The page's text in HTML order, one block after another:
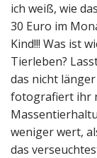
ich weiß, wie
30 Euro im
Kind!!! Was ist
Tierleben?
das nicht
fotografiert ihr
weniger wert,
das